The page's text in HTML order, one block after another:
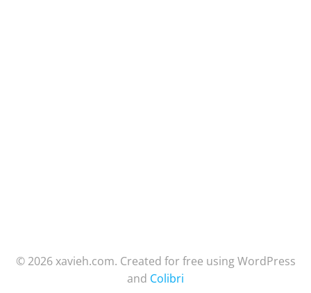
© 2026 xavieh.com. Created for free using WordPress
and Colibri